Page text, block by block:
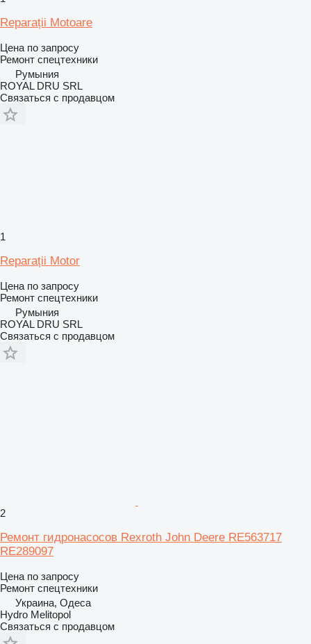
Reparații Motoare
Цена по запросу
Ремонт спецтехники
Румыния
ROYAL DRU SRL
Связаться с продавцом
1
Reparații Motor
Цена по запросу
Ремонт спецтехники
Румыния
ROYAL DRU SRL
Связаться с продавцом
2
Ремонт гидронасосов Rexroth John Deere RE563717
RE289097
Цена по запросу
Ремонт спецтехники
Украина, Одеса
Hydro Melitopol
Связаться с продавцом